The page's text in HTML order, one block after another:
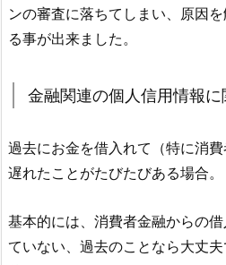
ンの審査に落ちてしまい、原因
る事が出来ました。
金融関連の個人信用情報
過去にお金を借入れて（特に消
遅れたことがたびたびある場合。
基本的には、消費者金融からの
ていない、過去のことなら大丈